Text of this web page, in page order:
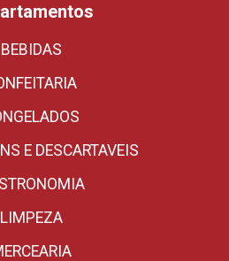
BEBIDAS
E DESCARTAVEIS
LIMPEZA